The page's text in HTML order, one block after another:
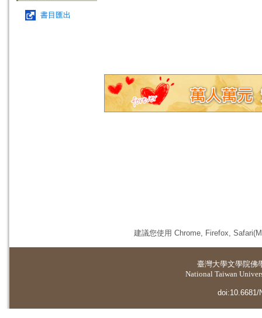
書目匯出
建議您使用 Chrome, Firefox,
臺灣大學文學院佛
National Taiwan
doi:10.6681/